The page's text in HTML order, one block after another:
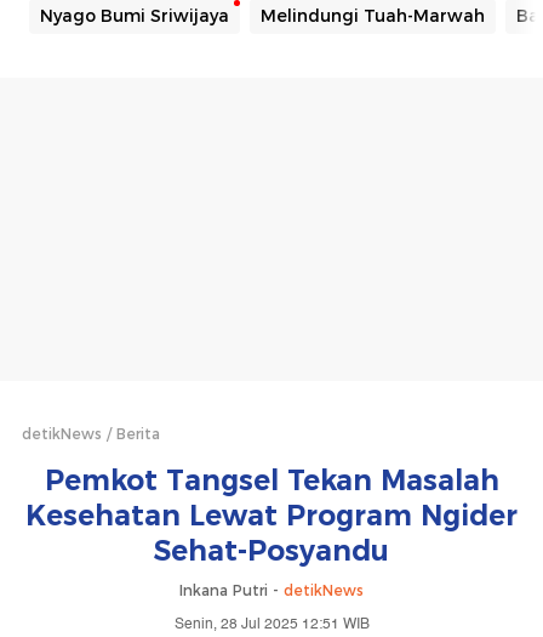
Nyago Bumi Sriwijaya Melindungi Tuah-Marwah
detikNews Berita
Pemkot Tangsel Tekan Masalah
Kesehatan Lewat Program Ngider
Sehat-Posyandu
Inkana Putri - detikNews
Senin, 28 Jul 2025 12:51 WIB